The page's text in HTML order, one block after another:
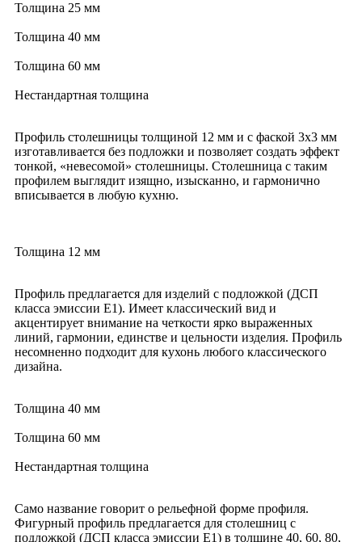
Толщина 25 мм
Толщина 40 мм
Толщина 60 мм
Нестандартная толщина
Профиль столешницы толщиной 12 мм и с фаской 3х3 мм
изготавливается без подложки и позволяет создать эффект
тонкой, «невесомой» столешницы. Столешница с таким
профилем выглядит изящно, изысканно, и гармонично
вписывается в любую кухню.
Толщина 12 мм
Профиль предлагается для изделий с подложкой (ДСП
класса эмиссии Е1). Имеет классический вид и
акцентирует внимание на четкости ярко выраженных
линий, гармонии, единстве и цельности изделия. Профиль
несомненно подходит для кухонь любого классического
дизайна.
Толщина 40 мм
Толщина 60 мм
Нестандартная толщина
Само название говорит о рельефной форме профиля.
Фигурный профиль предлагается для столешниц с
подложкой (ДСП класса эмиссии Е1) в толщине 40, 60, 80,